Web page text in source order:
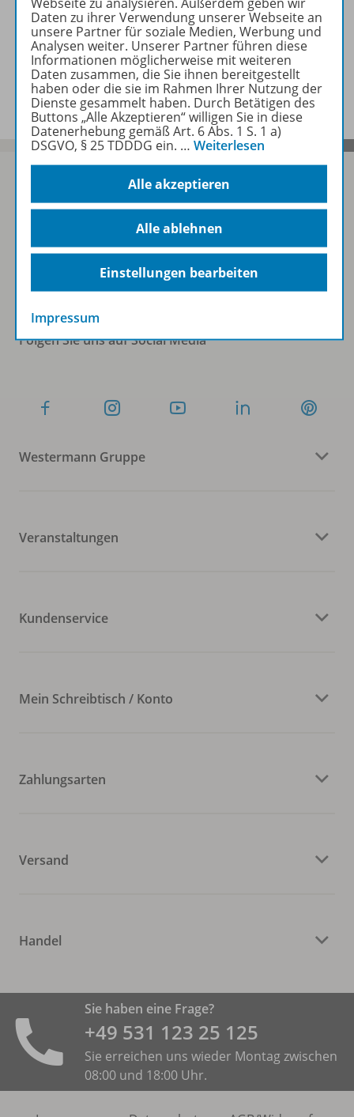
Konzept
Benachrichtigungs-Service
Zum Newsletter anmelden
Folgen Sie uns auf Social Media
Westermann Gruppe
Veranstaltungen
Kundenservice
Mein Schreibtisch / Konto
Zahlungsarten
Versand
Handel
Sie haben eine Frage?
+49 531 ­123 25 125
Sie erreichen uns wieder Montag zwischen
08:00 und 18:00 Uhr.
Daten zu ihrer Verwendung unserer Webseite an
unsere Partner für soziale Medien, Werbung und
Analysen weiter. Unserer Partner führen diese
Informationen möglicherweise mit weiteren
Daten zusammen, die Sie ihnen bereitgestellt
haben oder die sie im Rahmen Ihrer Nutzung der
Dienste gesammelt haben. Durch Betätigen des
Buttons „Alle Akzeptieren“ willigen Sie in diese
Datenerhebung gemäß Art. 6 Abs. 1 S. 1 a)
DSGVO, § 25 TDDDG ein. … Weiterlesen
Alle akzeptieren
Alle ablehnen
Einstellungen bearbeiten
Impressum